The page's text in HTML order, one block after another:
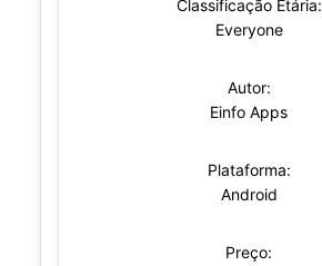
Classificação Etária:
Everyone
Autor:
Einfo Apps
Plataforma:
Android
Preço: